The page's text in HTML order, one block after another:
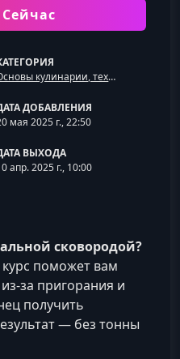
Основы кулинарии, техники и оборудование
ДОБАВЛЕНИЯ
мая 2025 г., 22:50
ВЫХОДА
апр. 2025 г., 10:00
сковородой?
поможет вам
пригорания и
получить
— без тонны